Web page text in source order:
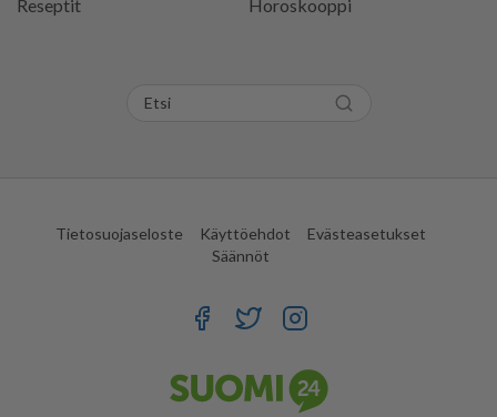
Reseptit
Horoskooppi
Tietosuojaseloste Käyttöehdot
Evästeasetukset
Säännöt